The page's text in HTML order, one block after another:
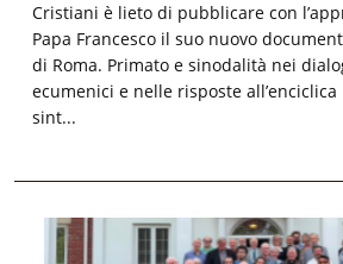
Cristiani è lieto di pubblicare con
Papa Francesco il suo nuovo
di Roma. Primato e sinodalità nei
ecumenici e nelle risposte
sint...